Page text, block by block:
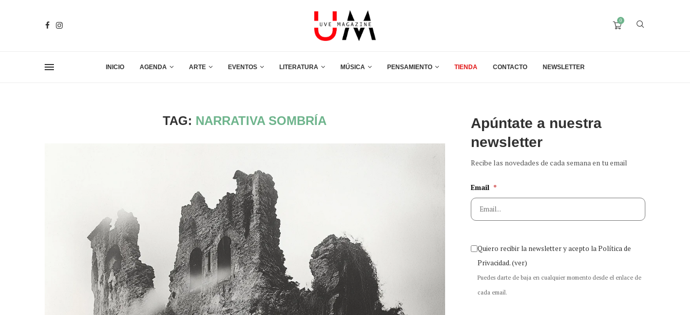
0
INICIO AGENDA ARTE EVENTOS LITERATURA MÚSICA PENSAMIENTO TIENDA CONTACTO NEWSLETTER
TAG: NARRATIVA SOMBRÍA
Apúntate a nuestra
newsletter
Recibe las novedades de cada semana en tu email
Email *
Quiero recibir la newsletter y acepto la Política de
Privacidad.(ver)
Puedes darte de baja en cualquier momento desde el enlace de
cada email.